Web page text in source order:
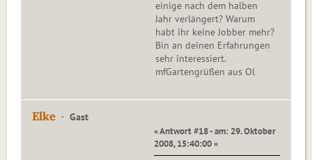
einige nach dem halben
Jahr verlängert? Warum
habt ihr keine Jobber mehr?
Bin an deinen Erfahrungen
sehr interessiert.
mfGartengrüßen aus Ol
Elke Gast
« Antwort #18 - am: 29. Oktober
2008, 15:40:00 »